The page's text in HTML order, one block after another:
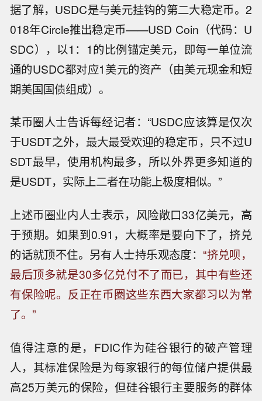
据了解，USDC是与美元挂钩的第二大稳定币。2
018年Circle推出稳定币——USD Coin（代码：U
SDC），以1：1的比例锚定美元，即每一单位流
通的USDC都对应1美元的资产（由美元现金和短
期美国国债组成）。
某币圈人士告诉每经记者：“USDC应该算是仅次
于USDT之外，最大最受欢迎的稳定币，只不过U
SDT最早，使用机构最多，所以外界更多知道的
是USDT，实际上二者在功能上极度相似。”
上述币圈业内人士表示，风险敞口33亿美元，高
于预期。如果到0.91，大概率是要向下了，挤兑
的话就顶不住。另有人士持乐观态度： “挤兑呗，
最后顶多就是30多亿兑付不了而已，其中有些还
有保险呢。反正在币圈这些东西大家都习以为常
了。”
值得注意的是，FDIC作为硅谷银行的破产管理
人，其标准保险是为每家银行的每位储户提供最
高25万美元的保险，但硅谷银行主要服务的群体